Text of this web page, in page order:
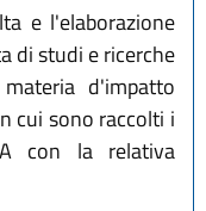
e l'elaborazione
di studi e ricerche
d'impatto
cui sono raccolti i
con la relativa